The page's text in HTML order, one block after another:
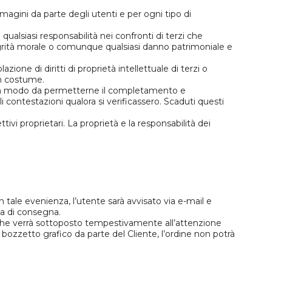
da parte degli utenti e per ogni tipo di
responsabilità nei confronti di terzi che
morale o comunque qualsiasi danno patrimoniale e
di diritti di proprietà intellettuale di terzi o
costume.
modo da permetterne il completamento e
qualora si verificassero. Scaduti questi
proprietari. La proprietà e la responsabilità dei
evenienza, l’utente sarà avvisato via e-mail e
di consegna.
verrà sottoposto tempestivamente all’attenzione
grafico da parte del Cliente, l’ordine non potrà